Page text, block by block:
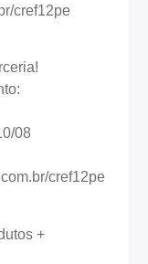
cref12pe
08
cref12pe
+